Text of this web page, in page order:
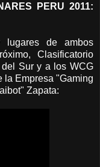
PERU 2011:
lugares de ambos
Clasificatorio
Sur y a los WCG
la Empresa "Gaming
Zapata: